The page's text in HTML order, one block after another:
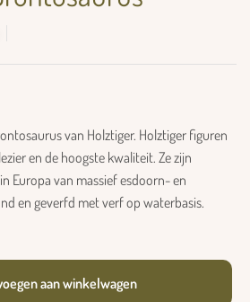
van Holztiger. Holztiger figuren
en de hoogste kwaliteit. Ze zijn
Europa van massief esdoorn- en
en geverfd met verf op waterbasis.
aan winkelwagen